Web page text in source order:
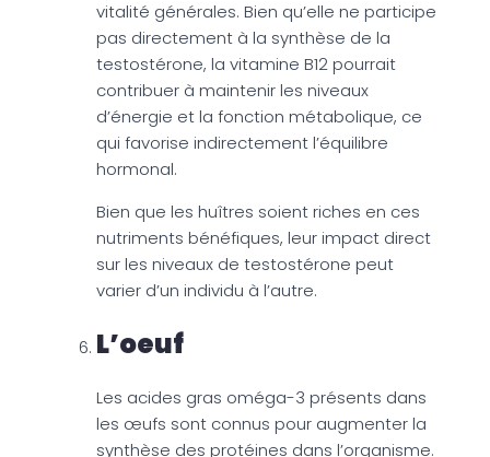
vitalité générales. Bien qu’elle ne participe
pas directement à la synthèse de la
testostérone, la vitamine B12 pourrait
contribuer à maintenir les niveaux
d’énergie et la fonction métabolique, ce
qui favorise indirectement l’équilibre
hormonal.
Bien que les huîtres soient riches en ces
nutriments bénéfiques, leur impact direct
sur les niveaux de testostérone peut
varier d’un individu à l’autre.
L’oeuf
Les acides gras oméga-3 présents dans
les œufs sont connus pour augmenter la
synthèse des protéines dans l’organisme.